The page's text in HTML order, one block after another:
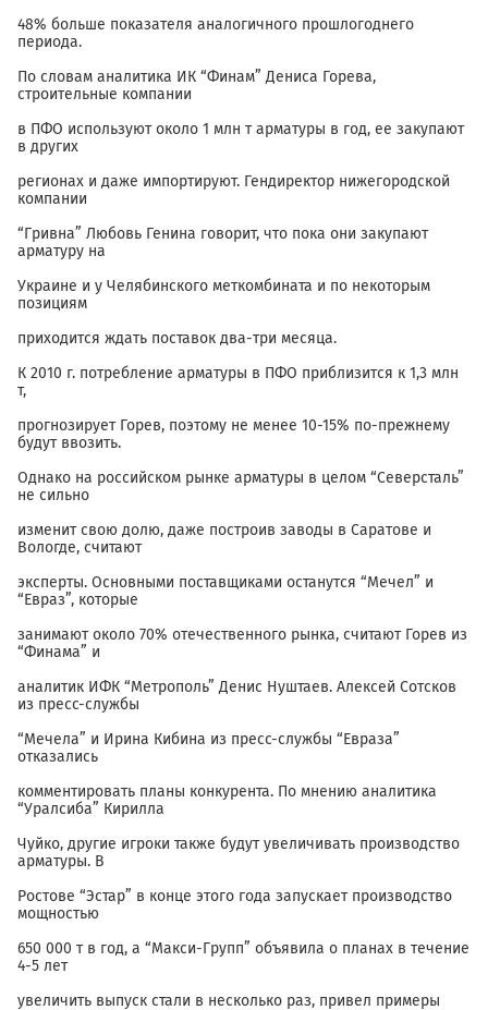
48% больше показателя аналогичного прошлогоднего
периода.
По словам аналитика ИК “Финам” Дениса Горева,
строительные компании
в ПФО используют около 1 млн т арматуры в год, ее закупают
в других
регионах и даже импортируют. Гендиректор нижегородской
компании
“Гривна” Любовь Генина говорит, что пока они закупают
арматуру на
Украине и у Челябинского меткомбината и по некоторым
позициям
приходится ждать поставок два-три месяца.
К 2010 г. потребление арматуры в ПФО приблизится к 1,3 млн
т,
прогнозирует Горев, поэтому не менее 10-15% по-прежнему
будут ввозить.
Однако на российском рынке арматуры в целом “Северсталь”
не сильно
изменит свою долю, даже построив заводы в Саратове и
Вологде, считают
эксперты. Основными поставщиками останутся “Мечел” и
“Евраз”, которые
занимают около 70% отечественного рынка, считают Горев из
“Финама” и
аналитик ИФК “Метрополь” Денис Нуштаев. Алексей Сотсков
из пресс-службы
“Мечела” и Ирина Кибина из пресс-службы “Евраза”
отказались
комментировать планы конкурента. По мнению аналитика
“Уралсиба” Кирилла
Чуйко, другие игроки также будут увеличивать производство
арматуры. В
Ростове “Эстар” в конце этого года запускает производство
мощностью
650 000 т в год, а “Макси-Групп” объявила о планах в течение
4-5 лет
увеличить выпуск стали в несколько раз, привел примеры